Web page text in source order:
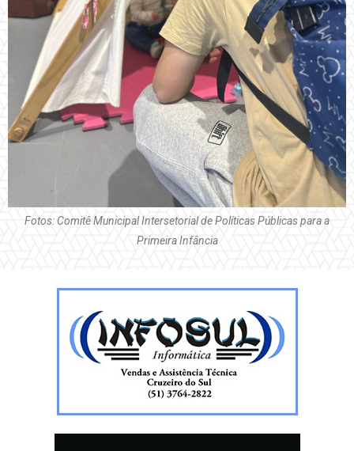
Fotos: Comitê Municipal Intersetorial de Políticas Públicas para a
Primeira Infância